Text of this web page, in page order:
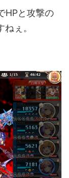
HPと攻撃の
ぇ。